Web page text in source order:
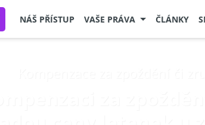
NÁŠ PŘÍSTUP VAŠE PRÁVA ČLÁNKY